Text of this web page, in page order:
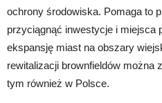
ochrony środowiska. Pomaga to
przyciągnąć inwestycje i miejsca
ekspansję miast na obszary
rewitalizacji brownfieldów można
tym również w Polsce.